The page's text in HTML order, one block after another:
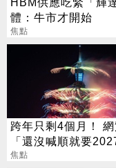
體：牛市才開始
焦點
跨年只剩4個月！
「還沒喊順就要
這句最狠超恐怖
焦點